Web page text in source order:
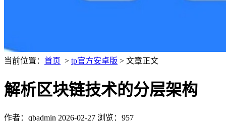
当前位置： 首页 > tp官方安卓版 > 文章正文
解析区块链技术的分层架构
作者：qbadmin 2026-02-27 浏览：957